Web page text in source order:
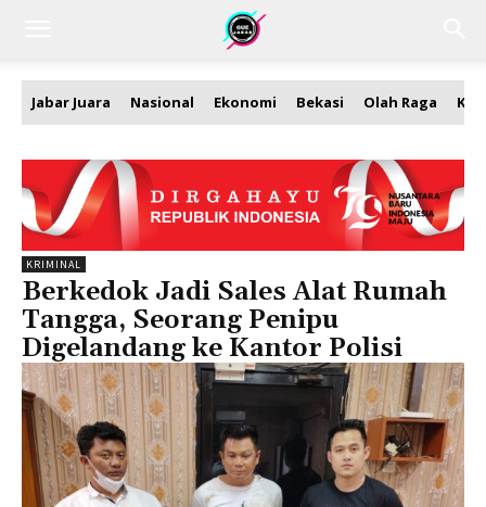
Jabar Juara Nasional Ekonomi Bekasi Olah Raga
KRIMINAL
Berkedok Jadi Sales Alat Rumah
Tangga, Seorang Penipu
Digelandang ke Kantor Polisi